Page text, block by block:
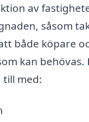
av
såsom
både köpare
kan
till med: